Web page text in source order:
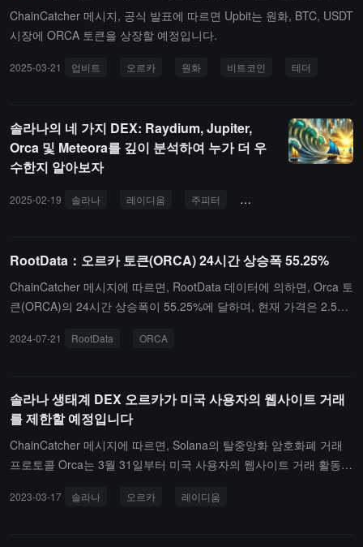
동성 기간(ORCA 가격이 24시간 내에 15% 이상 변동할 경우)에는 재
매입이 중단됩니다.
ChainCatcher 메시지, 공식 발표에 따르면 Upbit는 원화, BTC, USDT
시장에 ORCA 토큰을 상장할 예정입니다.
2025-03-21 업비트 오르카 원화 비트코인 테더
솔라나의 네 가지 DEX: Raydium, Jupiter,
Orca 및 Meteora를 깊이 분석하여 누가 더 우
수한지 알아보자
2025-02-19 솔라나 레이디움 주피터 오르카
RootData：오르카 토큰(ORCA) 24시간 상승폭 55.25%
ChainCatcher 메시지에 따르면, RootData 데이터에 의하면, Orca 토
큰(ORCA)의 24시간 상승폭이 55.25%에 달하며, 현재 가격은 2.57
ca는 Solana 기반의 자동화 시장 조성자(AMM) 분산형 거래소(DEX)
큰 순수 AMM으로서, Orca는 AMM의 조합성과 단순성을 특히 강조
하며, 생태계의 "DeFi 레고"(미들웨어)로 설정되어 있습니다.
2024-07-21 RootData ORCA
솔라나 생태계 DEX 오르카가 미국 사용자의 웹사이트 거래
를 제한할 예정입니다
ChainCatcher 메시지에 따르면, Solana의 탈중앙화 암호화폐 거래
프로토콜 Orca는 3월 31일부터 미국 사용자의 웹사이트 거래 활동을
래량은 2.8억 달러로, Solana의 두 번째 큰 거래 플랫폼 Raydium 거
2023-03-17 솔라나 오르카 레이디움